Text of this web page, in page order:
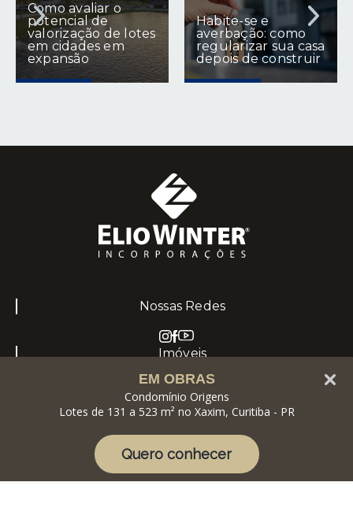
EM OBRAS
Condomínio Origens
Lotes de 131 a 523 m² no Xaxim, Curitiba - PR
Quero conhecer
Como avaliar o
potencial de
valorização de lotes
em cidades em
expansão
Habite-se e
averbação: como
regularizar sua casa
depois de construir
Nossas Redes
Imóveis
Imóveis à venda
Portfólio
Institucional
Quem somos
Blog
Contato